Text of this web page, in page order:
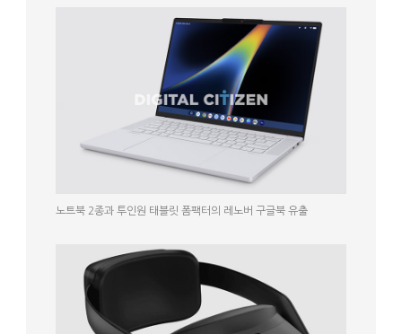
노트북 2종과 투인원 태블릿 폼팩터의 레노버 구글북 유출